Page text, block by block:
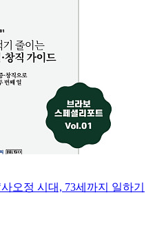
오정 시대, 73세까지 일하기